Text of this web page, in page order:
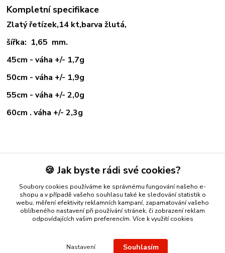
Kompletní specifikace
Zlatý řetízek,14 kt,barva žlutá,
šířka: 1,65 mm.
45cm - váha +/- 1,7g
50cm - váha +/- 1,9g
55cm - váha +/- 2,0g
60cm . váha +/- 2,3g
Zboží zařazeno v kategoriích
ZLATÉ ŘETÍZKY
žluté zlato
Nákup zlatého šperku s jistotou a ke spokojenosti
nebo řetízek spolehlivý nápad na dárek.Stříbro Nikol
🍪 Jak byste rádi své cookies?
Soubory cookies používáme ke správnému fungování našeho e-
shopu a v případě vašeho souhlasu také ke sledování statistik o
webu, měření efektivity reklamních kampaní, zapamatování vašeho
oblíbeného nastavení při používání stránek, či zobrazení reklam
odpovídajících vašim preferencím. Více k využití cookies
Nastavení Souhlasím